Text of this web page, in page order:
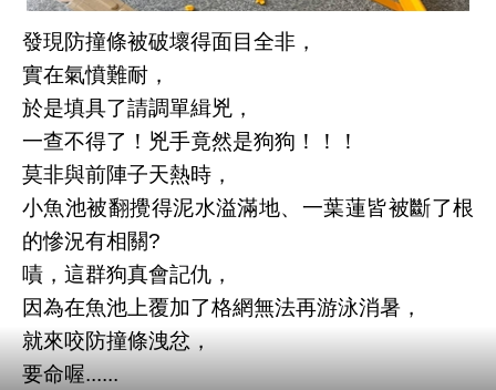
發現防撞條被破壞得面目全非，
實在氣憤難耐，
於是填具了請調單緝兇，
一查不得了！兇手竟然是狗狗！！！
莫非與前陣子天熱時，
小魚池被翻攪得泥水溢滿地、一葉蓮皆被斷了根
的慘況有相關?
嘖，這群狗真會記仇，
因為在魚池上覆加了格網無法再游泳消暑，
就來咬防撞條洩忿，
要命喔......